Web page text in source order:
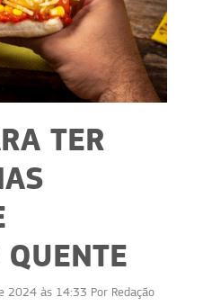
TER
QUENTE
2024 às 14:33 Por Redação